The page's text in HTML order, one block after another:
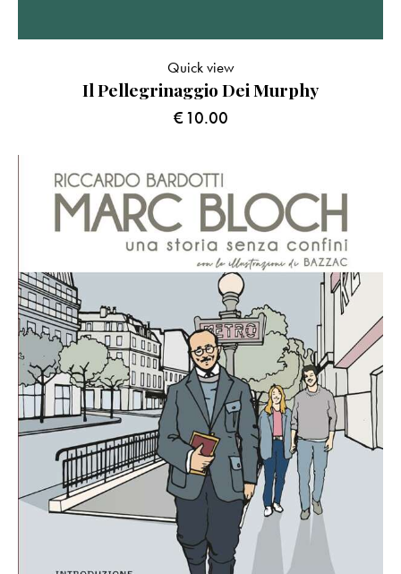
Il Pellegrinaggio Dei Murphy
€10.00
Quick view